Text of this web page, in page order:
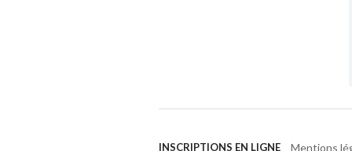
INSCRIPTIONS EN LIGNE Mentions